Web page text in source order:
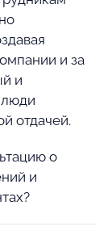
и за
и
люди
отдачей.
о
и